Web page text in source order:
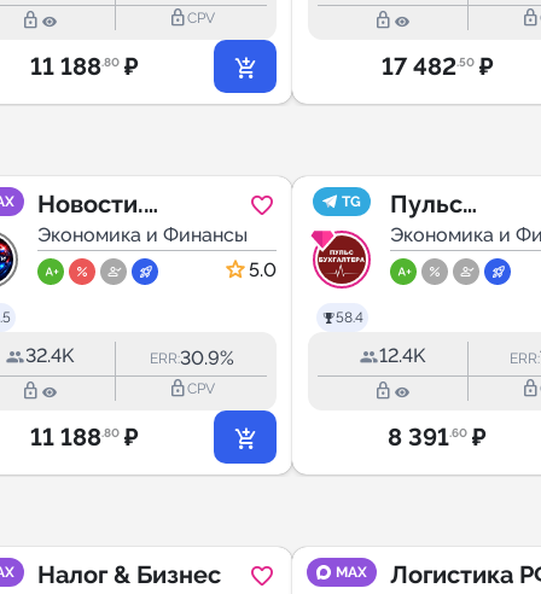
lock_outline lock_outlineCPV
11 188.80 ₽
lock_outline lock_outline
17 482.50 ₽
Новости.
Экономика
Экономика и Финансы
5.0
32.4K ERR:30.9%
lock_outline lock_outlineCPV
11 188.80 ₽
TG
58.4
Пульс
бухгалтера
Экономика и
12.4K ERR:
lock_outline lock_outline
8 391.60 ₽
Налог & Бизнес MAX Логистика